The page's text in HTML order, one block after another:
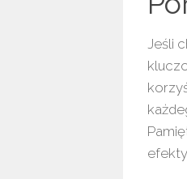
Jeśli